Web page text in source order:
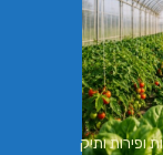
ופירות ותיק